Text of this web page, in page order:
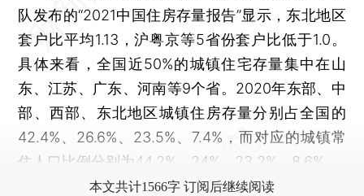
队发布的“2021中国住房存量报告”显示，东北地区
套户比平均1.13，沪粤京等5省份套户比低于1.0。
具体来看，全国近50%的城镇住宅存量集中在山
东、江苏、广东、河南等9个省。2020年东部、中
部、西部、东北地区城镇住房存量分别占全国的
42.4%、26.6%、23.5%、7.4%，而对应的城镇常
住人口比例分别为44.2%、24%、23.2%、8.6%。
本文共计1566字 订阅后继续阅读